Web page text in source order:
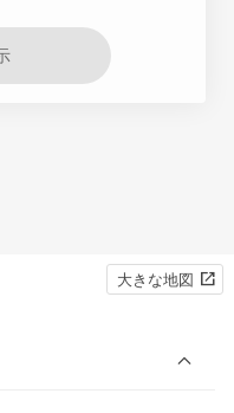
大きな地図